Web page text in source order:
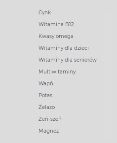
Cynk
Witamina B12
Kwasy omega
Witaminy dla dzieci
Witaminy dla seniorów
Multiwitaminy
Wapń
Potas
Żelazo
Żeń-szeń
Magnez